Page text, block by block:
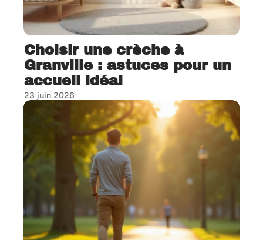
Choisir une crèche à
Granville : astuces pour un
accueil idéal
23 juin 2026